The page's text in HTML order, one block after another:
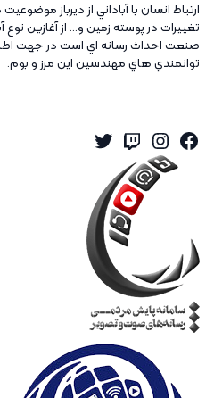
ارتباط انسان با آباداني از ديرباز
تغييرات در پوسته زمين و... از آغازين
صنعت احداث رسانه اي است در جهت
توانمندي هاي مهندسين اين مرز و بوم.
Facebook
Instagram
Twitch
Twitter